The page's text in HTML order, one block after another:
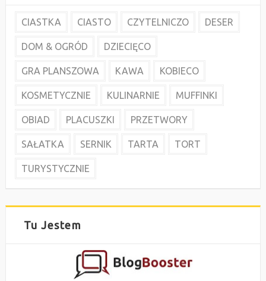
CIASTKA CIASTO CZYTELNICZO DESER
DOM & OGRÓD DZIECIĘCO
GRA PLANSZOWA KAWA KOBIECO
KOSMETYCZNIE KULINARNIE MUFFINKI
OBIAD PLACUSZKI PRZETWORY
SAŁATKA SERNIK TARTA TORT
TURYSTYCZNIE
Tu Jestem